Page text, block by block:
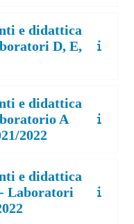
e didattica
D, E,
e didattica
A
2022
e didattica
Laboratori